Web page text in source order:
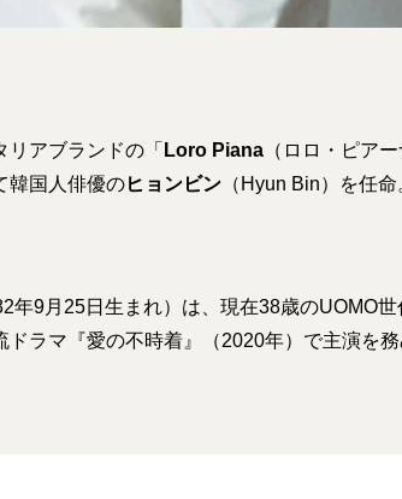
アブランドの「 Loro Piana （ロロ・ピア
韓国人俳優のヒョンビン （Hyun Bin）を任
年9月25日生まれ）は、現在38歳のUOMO
ラマ『愛の不時着』（2020年）で主演を務